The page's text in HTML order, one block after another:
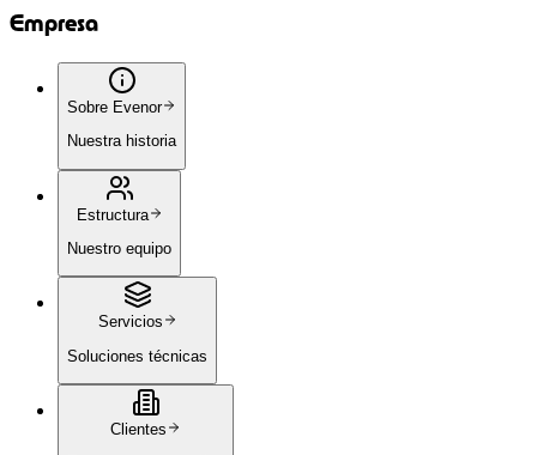
Información de Contacto
Av. de la República Argentina, 27 41011 Sevilla,
España
info@evenor-tech.com
+34 954 035 047
Newsletter
Mantente al día con nuestros últimos proyectos y
avances en tecnología sostenible.
Aviso LegalPolítica de privacidad